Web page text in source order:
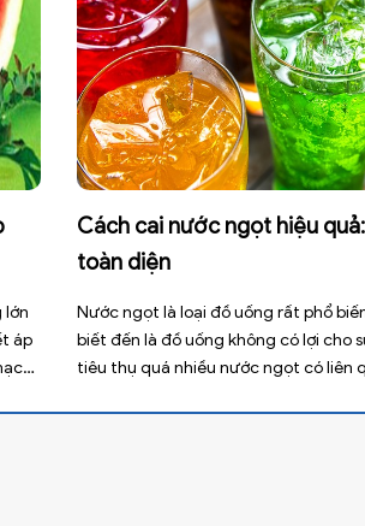
lớn
áp
Cách cai nước ngọt hiệu
toàn diện
Nước ngọt là loại đồ uống rất phổ
biết đến là đồ uống không có lợi cho
tiêu thụ quá nhiều nước ngọt có liên